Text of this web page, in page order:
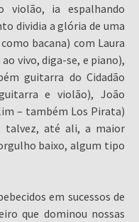
violão, ia espalhando
dividia a glória de uma
bacana) com Laura
vivo, diga-se, e piano),
guitarra do Cidadão
e violão), João
– também Los Pirata)
talvez, até ali, a maior
baixo, algum tipo
em sucessos de
que dominou nossas